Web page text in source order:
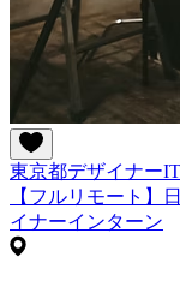
東京都デザイナーIT
【フルリモート】
イナーインターン